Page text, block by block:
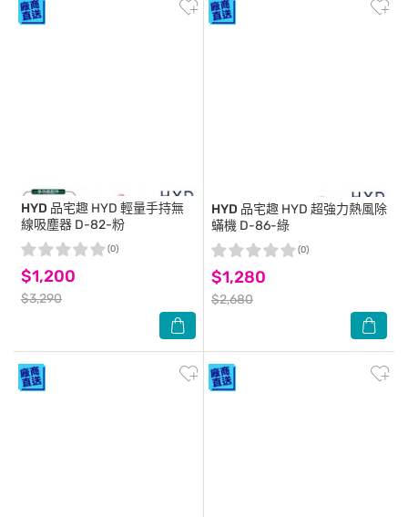
HYD 品宅趣 HYD 輕量手持無
線吸塵器 D-82-粉
$1,200
$3,290
(0)
HYD 品宅趣 HYD 超強力熱風除
蟎機 D-86-綠
$1,280
$2,680
(0)